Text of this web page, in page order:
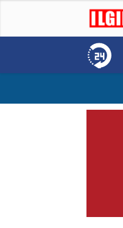
Norweç silahlı kuvvetleri kadınlardan oluşan özel kuvvetler eğitimlerini başlattı.